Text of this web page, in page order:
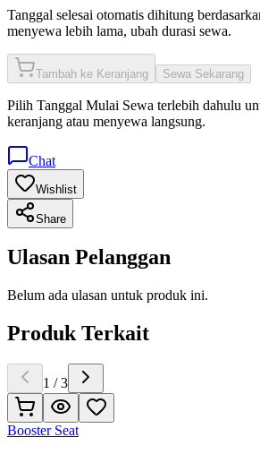
Tanggal selesai otomatis dihitung
menyewa lebih lama, ubah durasi sewa.
Tambah ke Keranjang Sewa Sekarang
Pilih Tanggal Mulai Sewa terlebih dahulu
keranjang atau menyewa langsung.
Chat
Wishlist
Share
Ulasan Pelanggan
Belum ada ulasan untuk produk ini.
Produk Terkait
1 /3
Booster Seat